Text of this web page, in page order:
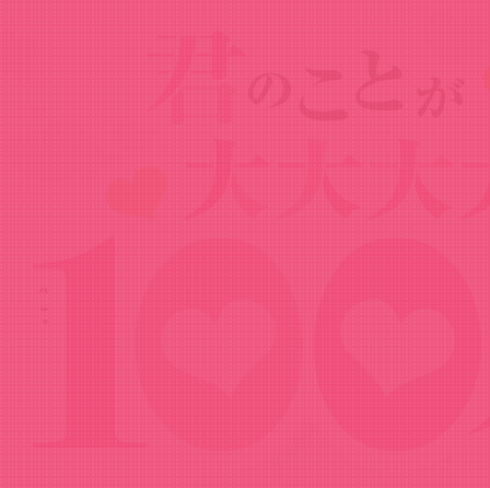
Goods
恋太郎 愛の演説 Tシャツ（キュアメイドカ
フェ）